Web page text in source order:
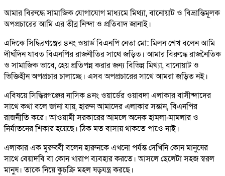
আমার বিরুদ্ধে সামাজিক যোগাযোগ মাধ্যমে মিথ্যা, বানোয়াট ও বিভ্রান্তিমূলক
অপপ্রচারের আমি এর তীব্র নিন্দা ও প্রতিবাদ জানাই।
এদিকে সিদ্ধিরগঞ্জের ৪নং ওয়ার্ড বিএনপি নেতা মো: মিলন শেখ বলেন আমি
দীর্ঘদিন যাবত বিএনপির রাজনীতির সাথে জড়িত। আমার বিরুদ্ধে রাজনৈতিক
ও সামাজিক ভাবে, হেয় প্রতিপন্ন করার জন্য বিভিন্ন মিথ্যা, বানোয়াট ও
ভিক্তিহীন অপপ্রচার চালাচ্ছে। এসব অপপ্রচারের সাথে আমরা জড়িত নই।
এবিষয়ে সিদ্ধিরগঞ্জের নাসিক ৪নং ওয়ার্ডের ওয়াবদা এলাকার বাসীন্দাদের
সাথে কথা বলে জানা যায়, হারুন আমাদের এলাকার সন্তান, বিএনপির
রাজনীতি করে। আওয়ামী সরকারের আমলে অনেক হামলা-মামলার ও
নির্যাতনের শিকার হয়েছে। ঠিক মত বাসায় থাকতে পাওে নাই।
এলাকার এক মুরুব্বী বলেন হারুনকে এখনো পর্যন্ত দেখিনি কোন মানুষের
সাথে বেয়াদবি বা কোন খারাপ ব্যবহার করতে। আসলে ছেলেটা সহজ স্বরল
মানুষ। তাকে নিয়ে কুচক্রি মহল ষড়যন্ত্র করছে।